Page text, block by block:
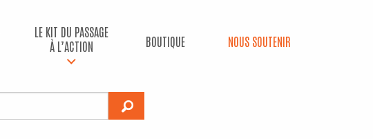
LE KIT DU PASSAGE
À L’ACTION
BOUTIQUE NOUS SOUTENIR